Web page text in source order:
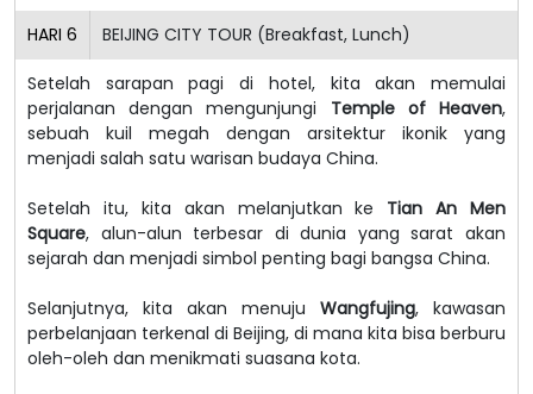
HARI 6 BEIJING CITY TOUR (Breakfast, Lunch)
Setelah sarapan pagi di hotel, kita akan memulai
perjalanan dengan mengunjungi Temple of Heaven,
sebuah kuil megah dengan arsitektur ikonik yang
menjadi salah satu warisan budaya China.
Setelah itu, kita akan melanjutkan ke Tian An Men
Square, alun-alun terbesar di dunia yang sarat akan
sejarah dan menjadi simbol penting bagi bangsa China.
Selanjutnya, kita akan menuju Wangfujing, kawasan
perbelanjaan terkenal di Beijing, di mana kita bisa berburu
oleh-oleh dan menikmati suasana kota.